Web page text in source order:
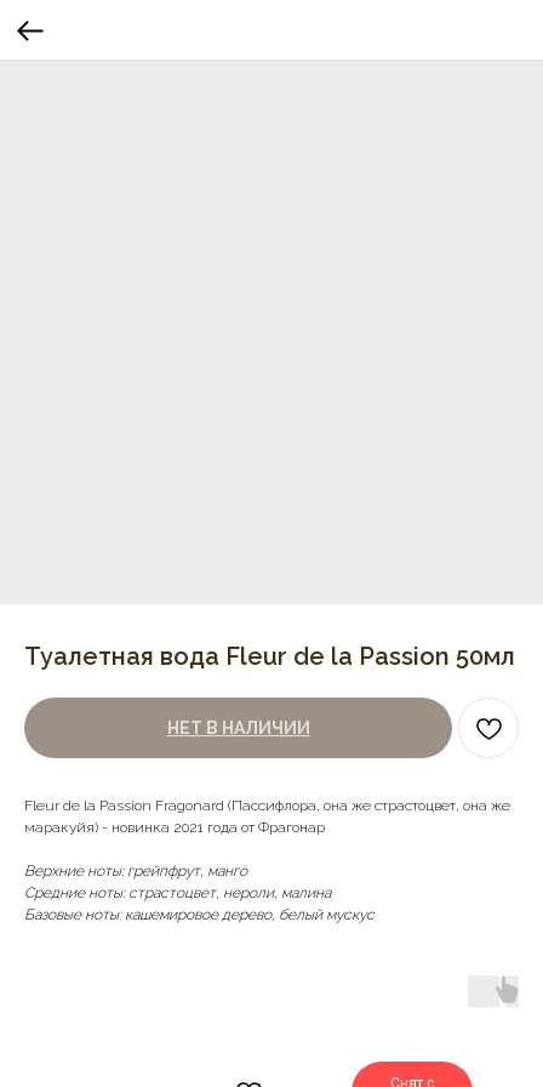
Туалетная вода Fleur de la Passion 50мл
НЕТ В НАЛИЧИИ
Fleur de la Passion Fragonard (Пассифлора, она же страстоцвет, она же
маракуйя) - новинка 2021 года от Фрагонар
Верхние ноты: грейпфрут, манго
Средние ноты: страстоцвет, нероли, малина
Базовые ноты: кашемировое дерево, белый мускус
Снят с